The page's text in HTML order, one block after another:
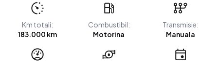
Km totali:
183.000 km
Combustibil:
Motorina
Transmisie:
Manuala